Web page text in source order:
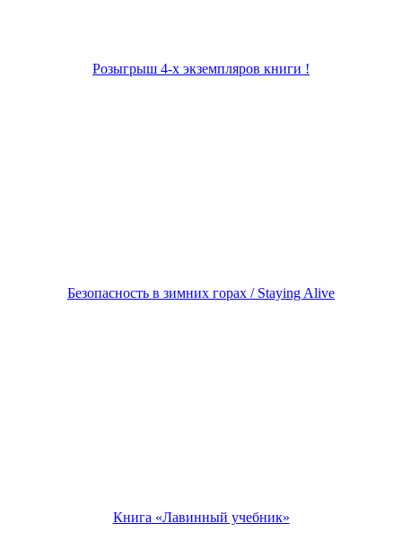
Розыгрыш 4-х экземпляров книги !
Безопасность в зимних горах / Staying Alive
Книга «Лавинный учебник»